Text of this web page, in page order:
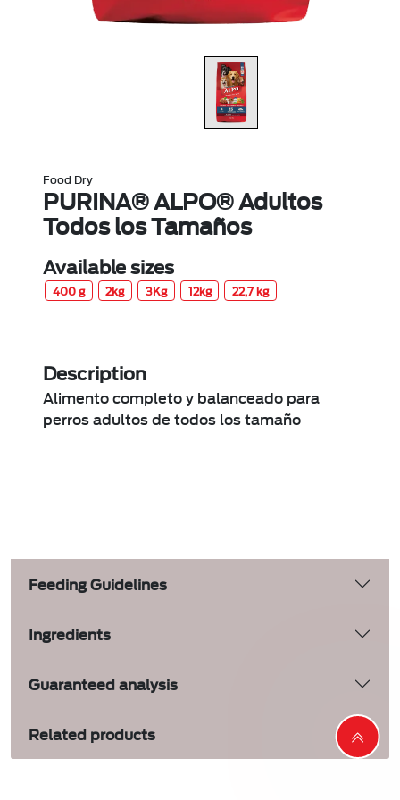
Food Dry
PURINA® ALPO® Adultos
Todos los Tamaños
Available sizes
400 g 2kg 3Kg 12kg 22,7 kg
Description
Alimento completo y balanceado para
perros adultos de todos los tamaño
Feeding Guidelines
Ingredients
Guaranteed analysis
Related products